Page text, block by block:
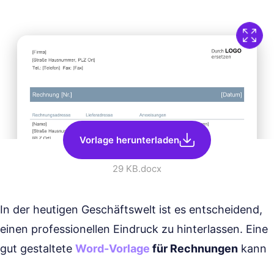
Vorlage herunterladen
29 KB.docx
In der heutigen Geschäftswelt ist es entscheidend,
einen professionellen Eindruck zu hinterlassen. Eine
gut gestaltete Word-Vorlage für Rechnungen kann